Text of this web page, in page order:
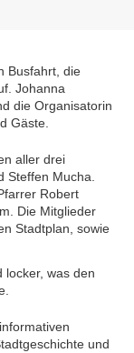
Busfahrt, die
Johanna
die Organisatorin
Gäste.
aller drei
Steffen Mucha.
Robert
Die Mitglieder
Stadtplan, sowie
locker, was den
und